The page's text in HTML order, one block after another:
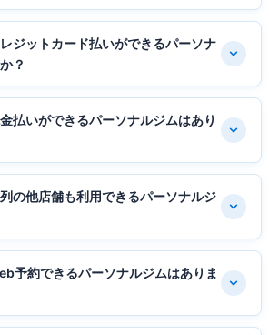
ジットカード払いができるパーソナ
？
払いができるパーソナルジムはあり
の他店舗も利用できるパーソナルジ
予約できるパーソナルジムはありま